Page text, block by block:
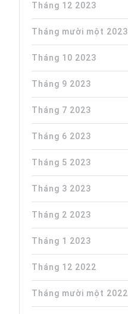
Tháng 12 2023
Tháng mười một 2023
Tháng 10 2023
Tháng 9 2023
Tháng 7 2023
Tháng 6 2023
Tháng 5 2023
Tháng 3 2023
Tháng 2 2023
Tháng 1 2023
Tháng 12 2022
Tháng mười một 2022